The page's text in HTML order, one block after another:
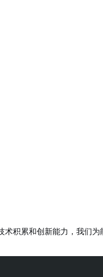
积累和创新能力，我们为